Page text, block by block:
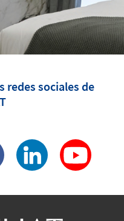
redes sociales de